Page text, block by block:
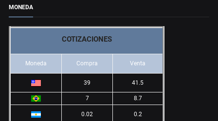
MONEDA
COTIZACIONES
Moneda Compra Venta
39 41.5
7 8.7
0.02 0.2